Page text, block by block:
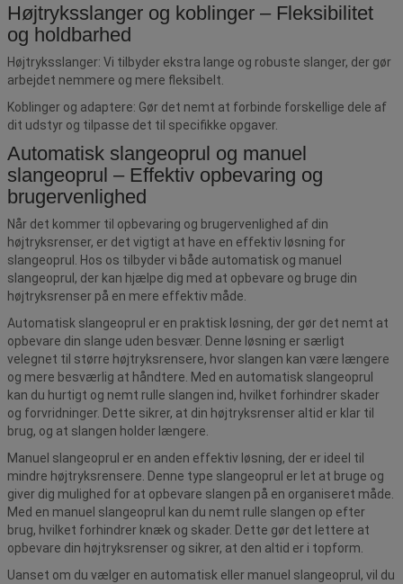
Højtryksslanger og koblinger – Fleksibilitet
og holdbarhed
Højtryksslanger: Vi tilbyder ekstra lange og robuste slanger, der gør
arbejdet nemmere og mere fleksibelt.
Koblinger og adaptere: Gør det nemt at forbinde forskellige dele af
dit udstyr og tilpasse det til specifikke opgaver.
Automatisk slangeoprul og manuel
slangeoprul – Effektiv opbevaring og
brugervenlighed
Når det kommer til opbevaring og brugervenlighed af din
højtryksrenser, er det vigtigt at have en effektiv løsning for
slangeoprul. Hos os tilbyder vi både automatisk og manuel
slangeoprul, der kan hjælpe dig med at opbevare og bruge din
højtryksrenser på en mere effektiv måde.
Automatisk slangeoprul er en praktisk løsning, der gør det nemt at
opbevare din slange uden besvær. Denne løsning er særligt
velegnet til større højtryksrensere, hvor slangen kan være længere
og mere besværlig at håndtere. Med en automatisk slangeoprul
kan du hurtigt og nemt rulle slangen ind, hvilket forhindrer skader
og forvridninger. Dette sikrer, at din højtryksrenser altid er klar til
brug, og at slangen holder længere.
Manuel slangeoprul er en anden effektiv løsning, der er ideel til
mindre højtryksrensere. Denne type slangeoprul er let at bruge og
giver dig mulighed for at opbevare slangen på en organiseret måde.
Med en manuel slangeoprul kan du nemt rulle slangen op efter
brug, hvilket forhindrer knæk og skader. Dette gør det lettere at
opbevare din højtryksrenser og sikrer, at den altid er i topform.
Uanset om du vælger en automatisk eller manuel slangeoprul, vil du